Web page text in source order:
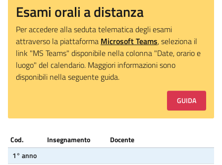
Esami orali a distanza
Per accedere alla seduta telematica degli esami
attraverso la piattaforma Microsoft Teams, seleziona il
link "MS Teams" disponibile nella colonna "Date, orario e
luogo" del calendario. Maggiori informazioni sono
disponibili nella seguente guida.
GUIDA
Cod. Insegnamento
Docente
1° anno